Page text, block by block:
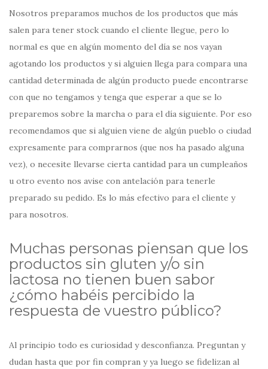
Nosotros preparamos muchos de los productos que más
salen para tener stock cuando el cliente llegue, pero lo
normal es que en algún momento del día se nos vayan
agotando los productos y si alguien llega para compara una
cantidad determinada de algún producto puede encontrarse
con que no tengamos y tenga que esperar a que se lo
preparemos sobre la marcha o para el día siguiente. Por eso
recomendamos que si alguien viene de algún pueblo o ciudad
expresamente para comprarnos (que nos ha pasado alguna
vez), o necesite llevarse cierta cantidad para un cumpleaños
u otro evento nos avise con antelación para tenerle
preparado su pedido. Es lo más efectivo para el cliente y
para nosotros.
Muchas personas piensan que los
productos sin gluten y/o sin
lactosa no tienen buen sabor
¿cómo habéis percibido la
respuesta de vuestro público?
Al principio todo es curiosidad y desconfianza. Preguntan y
dudan hasta que por fin compran y ya luego se fidelizan al